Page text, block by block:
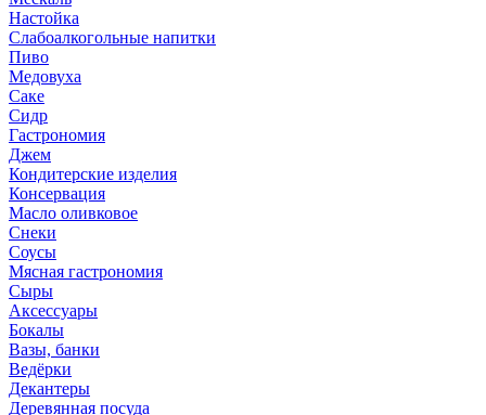
Настойка
Слабоалкогольные напитки
Пиво
Медовуха
Саке
Сидр
Гастрономия
Джем
Кондитерские изделия
Консервация
Масло оливковое
Снеки
Соусы
Мясная гастрономия
Сыры
Аксессуары
Бокалы
Вазы, банки
Ведёрки
Декантеры
Деревянная посуда